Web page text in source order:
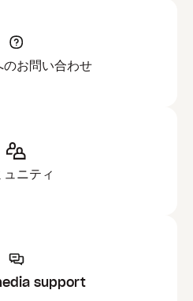
のお問い合わせ
ュニティ
support